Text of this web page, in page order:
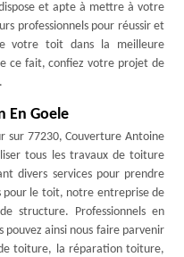
et apte à mettre à votre
professionnels pour réussir et
votre toit dans la meilleure
ce fait, confiez votre projet de
En Goele
sur 77230, Couverture Antoine
tous les travaux de toiture
divers services pour prendre
pour le toit, notre entreprise de
structure. Professionnels en
ainsi nous faire parvenir
toiture, la réparation toiture,